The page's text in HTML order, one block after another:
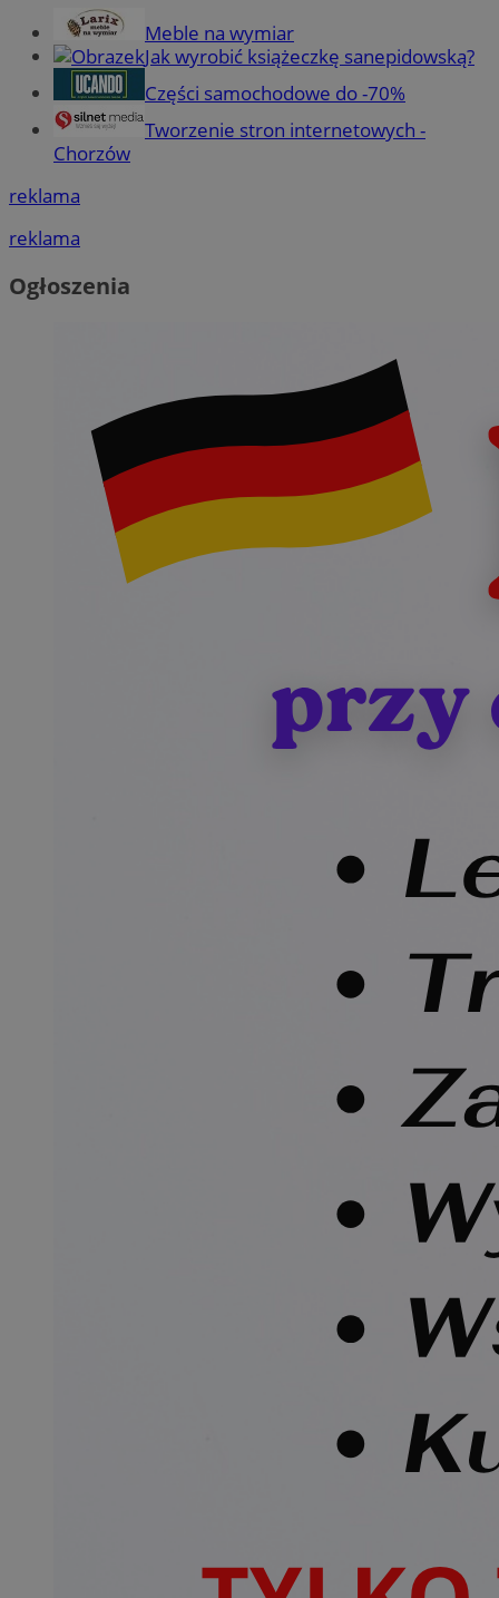
Meble na wymiar
Jak wyrobić książeczkę sanepidowską?
Części samochodowe do -70%
Tworzenie stron internetowych -
Chorzów
reklama
reklama
Ogłoszenia